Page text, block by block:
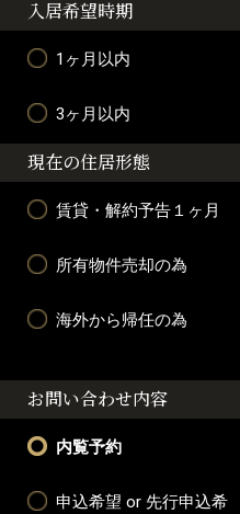
入居希望時期
1ヶ月以内
3ヶ月以内
現在の住居形態
賃貸・解約予告１ヶ月
所有物件売却の為
海外から帰任の為
お問い合わせ内容
内覧予約
申込希望 or 先行申込希